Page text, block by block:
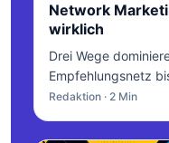
Network
wirklich
Drei Wege
Empfehlungsnetz
Redaktion · 2 Min